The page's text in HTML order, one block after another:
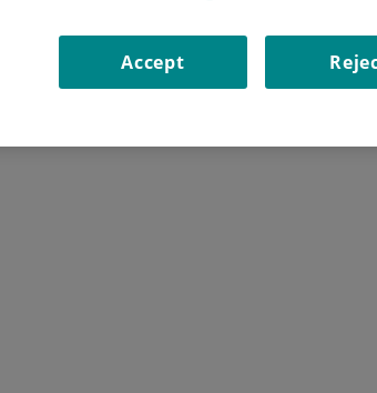
Accept